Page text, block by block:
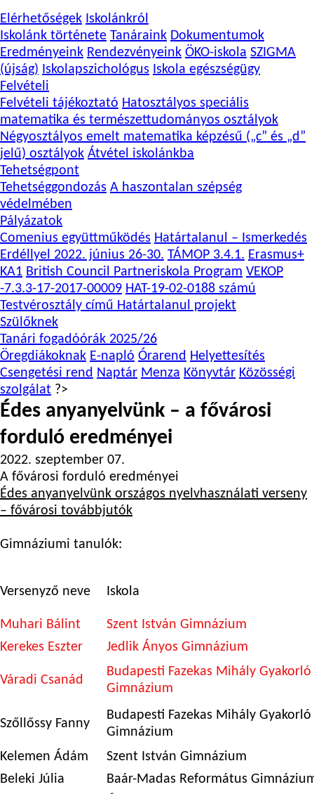
Elérhetőségek Iskolánkról
Iskolánk története Tanáraink Dokumentumok
Eredményeink Rendezvényeink ÖKO-iskola SZIGMA
(újság) Iskolapszichológus Iskola egészségügy
Felvételi
Felvételi tájékoztató Hatosztályos speciális
matematika és természettudományos osztályok
Négyosztályos emelt matematika képzésű („c” és „d”
jelű) osztályok Átvétel iskolánkba
Tehetségpont
Tehetséggondozás A haszontalan szépség
védelmében
Pályázatok
Comenius együttműködés Határtalanul – Ismerkedés
Erdéllyel 2022. június 26-30. TÁMOP 3.4.1. Erasmus+
KA1 British Council Partneriskola Program VEKOP
-7.3.3-17-2017-00009 HAT-19-02-0188 számú
Testvérosztály című Határtalanul projekt
Szülőknek
Tanári fogadóórák 2025/26
Öregdiákoknak E-napló Órarend Helyettesítés
Csengetési rend Naptár Menza Könyvtár Közösségi
szolgálat ?>
Édes anyanyelvünk – a fővárosi
forduló eredményei
2022. szeptember 07.
A fővárosi forduló eredményei
Édes anyanyelvünk országos nyelvhasználati verseny
– fővárosi továbbjutók
Gimnáziumi tanulók:
Versenyző neve Iskola
Muhari Bálint
Szent István Gimnázium
Kerekes Eszter
Jedlik Ányos Gimnázium
Váradi Csanád
Budapesti Fazekas Mihály
Gimnázium
Szőllőssy Fanny
Budapesti Fazekas Mihály
Gimnázium
Kelemen Ádám
Szent István Gimnázium
Beleki Júlia
Baár-Madas Református